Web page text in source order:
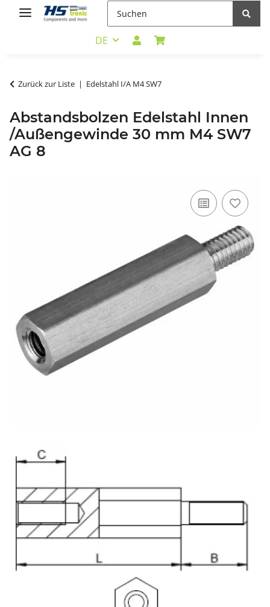
DE
Zurück zur Liste Edelstahl I/A M4 SW7
Abstandsbolzen Edelstahl Innen
/Außengewinde 30 mm M4 SW7
AG 8